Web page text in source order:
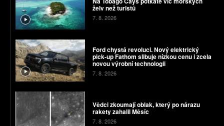
želv než turistů
7. 8. 2026
Ford chystá revoluci. Nový elektrický
pick-up Fathom slibuje nízkou cenu i zcela
novou výrobní technologii
7. 8. 2026
Vědci zkoumají oblak, který po nárazu
rakety zahalil Měsíc
7. 8. 2026